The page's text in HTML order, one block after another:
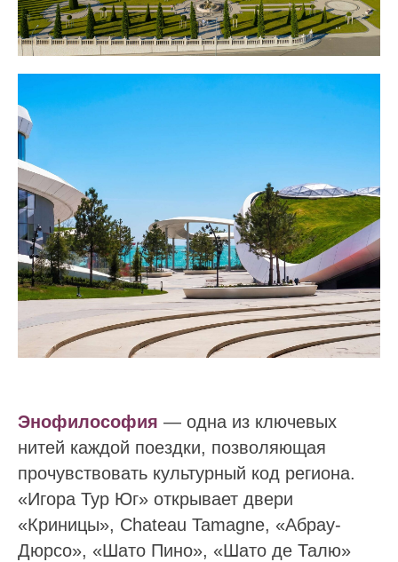
Энофилософия — одна из ключевых
нитей каждой поездки, позволяющая
прочувствовать культурный код региона.
«Игора Тур Юг» открывает двери
«Криницы», Chateau Tamagne, «Абрау-
Дюрсо», «Шато Пино», «Шато де Талю»